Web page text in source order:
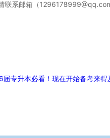
联系邮箱（
专升本必看！现在开始备考来得